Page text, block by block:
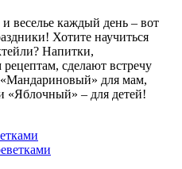
веселье каждый день – вот
Хотите научиться
Напитки,
сделают встречу
для мам,
– для детей!